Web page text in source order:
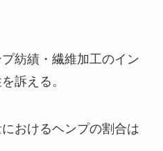
紡績・繊維加工のイン
訴える。
おけるヘンプの割合は